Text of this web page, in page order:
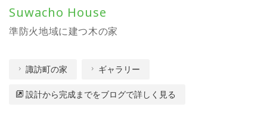
Suwacho House
準防火地域に建つ木の家
諏訪町の家 ギャラリー
設計から完成までをブログで詳しく見る